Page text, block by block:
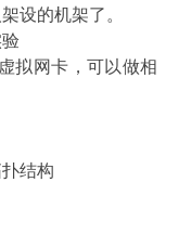
设的机架了。
拟网卡，可以做相
结构